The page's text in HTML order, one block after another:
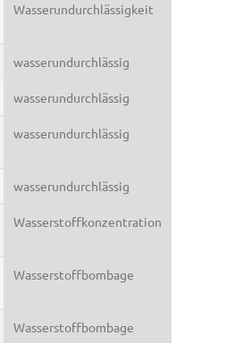
Wasserundurchlässigkeit
wasserundurchlässig
wasserundurchlässig
wasserundurchlässig
wasserundurchlässig
Wasserstoffkonzentration
Wasserstoffbombage
Wasserstoffbombage